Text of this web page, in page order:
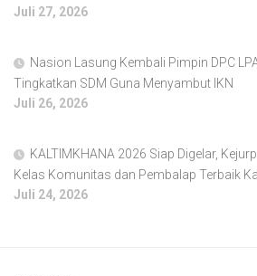
Juli 27, 2026
Nasion Lasung Kembali Pimpin DPC
Tingkatkan SDM Guna Menyambut IKN
Juli 26, 2026
KALTIMKHANA 2026 Siap Digelar,
Kelas Komunitas dan Pembalap Terbaik
Juli 24, 2026